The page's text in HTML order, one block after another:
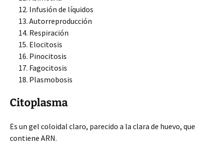
Infusión de líquidos
Autorreproducción
Respiración
Elocitosis
Pinocitosis
Fagocitosis
Plasmobosis
Citoplasma
Es un gel coloidal claro, parecido a la clara de huevo, que
contiene ARN.